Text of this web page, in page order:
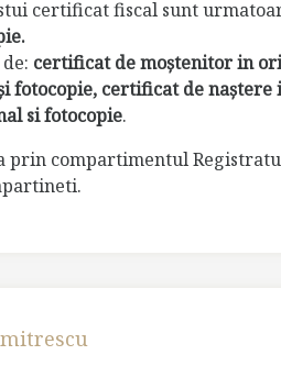
certificat fiscal sunt
certificat de moştenitor in
fotocopie, certificat de
si fotocopie.
prin compartimentul